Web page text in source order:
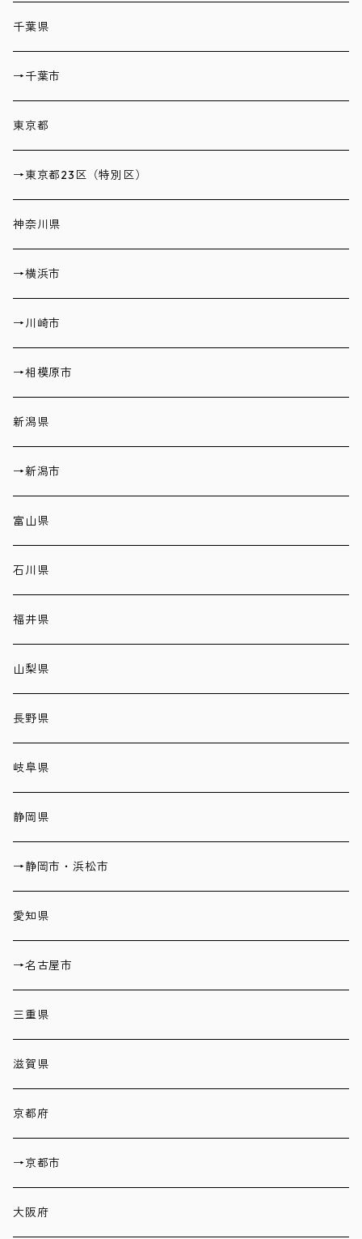
千葉県
→千葉市
東京都
→東京都23区（特別区）
神奈川県
→横浜市
→川崎市
→相模原市
新潟県
→新潟市
富山県
石川県
福井県
山梨県
長野県
岐阜県
静岡県
→静岡市・浜松市
愛知県
→名古屋市
三重県
滋賀県
京都府
→京都市
大阪府